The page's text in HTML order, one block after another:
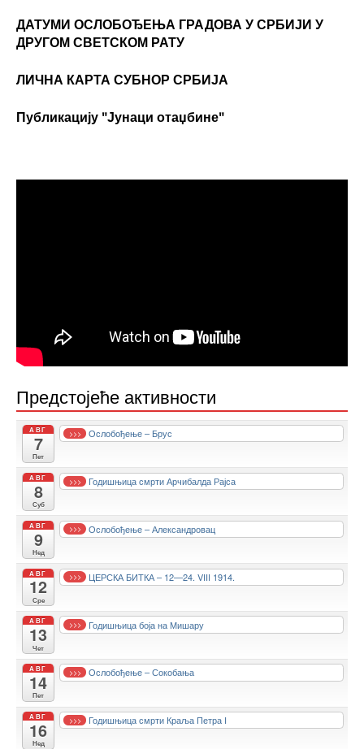
ДАТУМИ ОСЛОБОЂЕЊА ГРАДОВА У СРБИЈИ У
ДРУГОМ СВЕТСКОМ РАТУ
ЛИЧНА КАРТА СУБНОР СРБИЈА
Публикацију "Јунаци отаџбине"
Предстојеће активности
АВГ
7
Пет
>>> Ослобођење – Брус
АВГ
8
Суб
>>> Годишњица смрти Арчибалда Рајса
АВГ
9
Нед
>>> Ослобођење – Александровац
АВГ
12
Сре
>>> ЦЕРСКА БИТКА – 12—24. VIII 1914.
АВГ
13
Чет
>>> Годишњица боја на Мишару
АВГ
14
Пет
>>> Ослобођење – Сокобања
АВГ
16
Нед
>>> Годишњица смрти Краља Петра I